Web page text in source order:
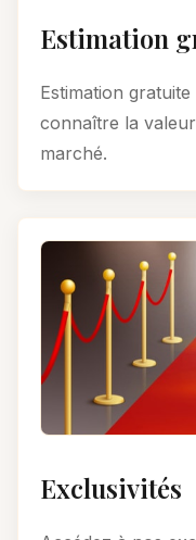
Estimation
Estimation
connaître la
marché.
Exclusivités